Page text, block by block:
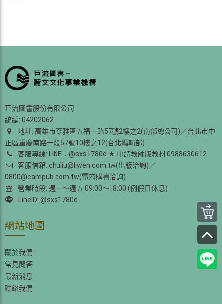
巨流圖書股份有限公司
統編: 04202062
地址: 高雄市苓雅區五福一路57號2樓之2(南部總公司)／台北市中
正區重慶南路一段57號10樓之12(台北編輯部)
客服專線: LINE：@sxs1780d ★ 申請教師版教材 0988630612
客服信箱: chuliu@liwen.com.tw(出版洽詢)／
0800@campub.com.tw(電商購書洽詢)
營業時段: 週一～週五 09:00～18:00 (例假日休息)
LineID: @sxs1780d
網站地圖
關於我們
常見問答
最新消息
聯絡我們